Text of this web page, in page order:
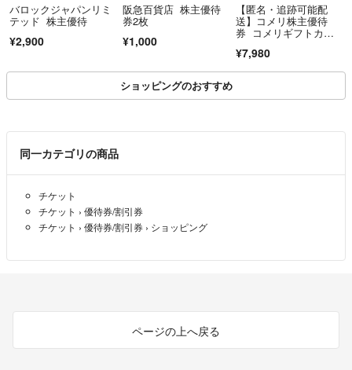
バロックジャパンリミ
テッド 株主優待
¥2,900
阪急百貨店 株主優待
券2枚
¥1,000
【匿名・追跡可能配
送】コメリ株主優待
券 コメリギフトカー
¥7,980
ショッピングのおすすめ
同一カテゴリの商品
チケット
チケット › 優待券/割引券
チケット › 優待券/割引券 › ショッピング
ページの上へ戻る